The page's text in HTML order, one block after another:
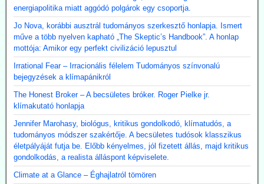
energiapolitika miatt aggódó polgárok egy csoportja.
Jo Nova, korábbi ausztrál tudományos szerkesztő honlapja. Ismert
műve a több nyelven kapható „The Skeptic’s Handbook”. A honlap
mottója: Amikor egy perfekt civilizáció lepusztul
Irrational Fear – Irracionális félelem Tudományos színvonalú
bejegyzések a klímapánikról
The Honest Broker – A becsületes bróker. Roger Pielke jr.
klímakutató honlapja
Jennifer Marohasy, biológus, kritikus gondolkodó, klímatudós, a
tudományos módszer szakértője. A becsületes tudósok klasszikus
életpályáját futja be. Előbb kényelmes, jól fizetett állás, majd kritikus
gondolkodás, a realista álláspont képviselete.
Climate at a Glance – Éghajlatról tömören